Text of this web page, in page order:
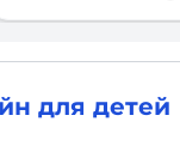
для детей